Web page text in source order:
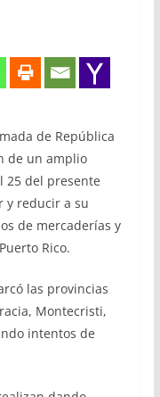
de República
de un amplio
25 del presente
y reducir a su
de mercaderías y
Rico.
las provincias
Montecristi,
intentos de